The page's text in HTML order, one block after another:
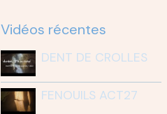
Vidéos récentes
DENT DE CROLLES
FENOUILS ACT27